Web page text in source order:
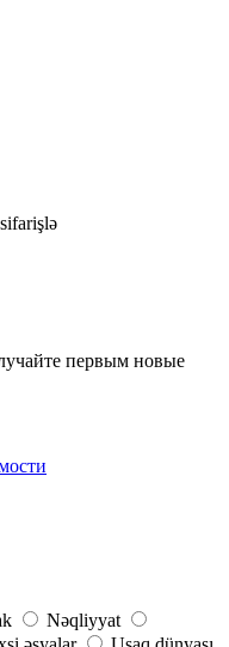
первым новые
Nəqliyyat